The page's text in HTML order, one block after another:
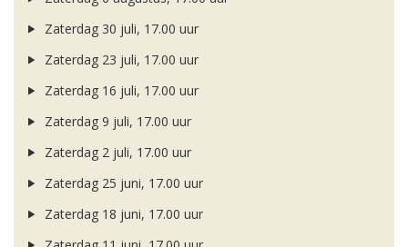
Zaterdag 30 juli, 17.00 uur
Zaterdag 23 juli, 17.00 uur
Zaterdag 16 juli, 17.00 uur
Zaterdag 9 juli, 17.00 uur
Zaterdag 2 juli, 17.00 uur
Zaterdag 25 juni, 17.00 uur
Zaterdag 18 juni, 17.00 uur